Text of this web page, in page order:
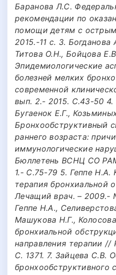
Баранова Л.С.
рекомендации по
помощи детям с
2015.-11 с. 3.
Титова О.Н., Бойцова
Эпидемиологические
болезней мелких
современной
вып. 2.- 2015. С.43-50 4.
Бугаенок Е.Г.,
Бронхообструктивный
раннего возраста:
иммунологические
Бюллетень ВСНЦ СО
1.- С.75-79 5. Геппе Н.А.
терапия бронхиальной
Лечащий врач. – 2009.-
Геппе Н.А.,
Машукова Н.Г.,
бронхиальной
направления терапии
С. 1371. 7. Зайцева С.В.
бронхообструктивного